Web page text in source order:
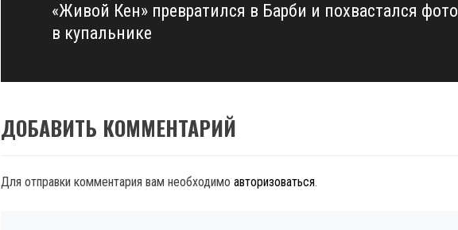
Next
post:
«Живой Кен» превратился в Барби и похвастался фото
в купальнике
ДОБАВИТЬ КОММЕНТАРИЙ
Для отправки комментария вам необходимо авторизоваться.